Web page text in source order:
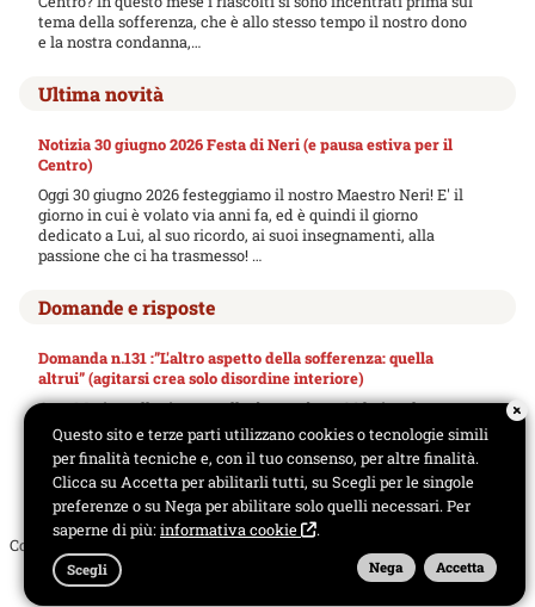
tema della sofferenza, che è allo stesso tempo il nostro dono
e la nostra condanna,…
Ultima novità
Notizia 30 giugno 2026 Festa di Neri (e pausa estiva per il
Centro)
Oggi 30 giugno 2026 festeggiamo il nostro Maestro Neri! E' il
giorno in cui è volato via anni fa, ed è quindi il giorno
dedicato a Lui, al suo ricordo, ai suoi insegnamenti, alla
passione che ci ha trasmesso! …
Domande e risposte
Domanda n.131 :”L'altro aspetto della sofferenza: quella
altrui” (agitarsi crea solo disordine interiore)
Cara Maria, nella risposta alla domanda n.126 hai parlato
della nostra personale sofferenza, quella che sentiamo dentro
di noi e che dobbiamo accettare, che anzi è un dono (“un
premio e non una condanna”), una…
Copyright © 2025 - Centro Spirituale il Sentiero di Neri Flavi |
Questo sito e terze parti utilizzano cookies o tecnologie simili
per finalità tecniche e, con il tuo consenso, per altre finalità.
Clicca su Accetta per abilitarli tutti, su Scegli per le singole
preferenze o su Nega per abilitare solo quelli necessari. Per
saperne di più:informativa cookie .
Scegli Nega Accetta